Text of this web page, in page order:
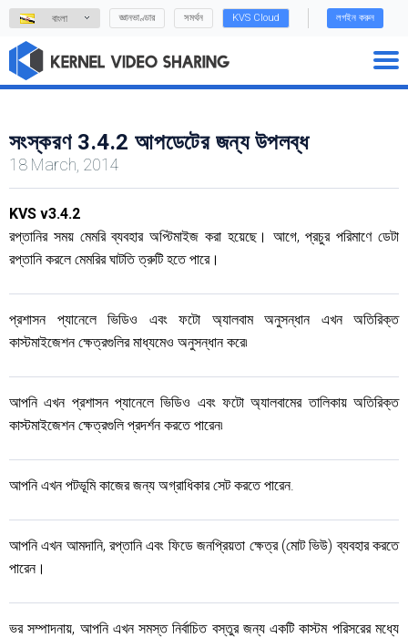
বাংলা জ্ঞানভাণ্ডার সমর্থন KVS Cloud লগইন করুন
সংস্করণ 3.4.2 আপডেটের জন্য উপলব্ধ
18 March, 2014
KVS v3.4.2
রপ্তানির সময় মেমরি ব্যবহার অপ্টিমাইজ করা হয়েছে। আগে, প্রচুর পরিমাণে ডেটা
রপ্তানি করলে মেমরির ঘাটতি ত্রুটি হতে পারে।
প্রশাসন প্যানেলে ভিডিও এবং ফটো অ্যালবাম অনুসন্ধান এখন অতিরিক্ত
কাস্টমাইজেশন ক্ষেত্রগুলির মাধ্যমেও অনুসন্ধান করে৷
আপনি এখন প্রশাসন প্যানেলে ভিডিও এবং ফটো অ্যালবামের তালিকায় অতিরিক্ত
কাস্টমাইজেশন ক্ষেত্রগুলি প্রদর্শন করতে পারেন৷
আপনি এখন পটভূমি কাজের জন্য অগ্রাধিকার সেট করতে পারেন.
আপনি এখন আমদানি, রপ্তানি এবং ফিডে জনপ্রিয়তা ক্ষেত্র (মোট ভিউ) ব্যবহার করতে
পারেন।
ভর সম্পাদনায়, আপনি এখন সমস্ত নির্বাচিত বস্তুর জন্য একটি কাস্টম পরিসরের মধ্যে